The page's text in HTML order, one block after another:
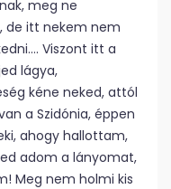
meg ne
de itt nekem nem
Viszont itt a
lágya,
kéne neked, attól
a Szidónia, éppen
ahogy hallottam,
adom a lányomat,
Meg nem holmi kis